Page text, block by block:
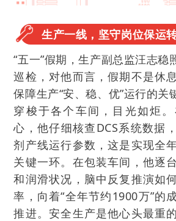
生产一线，坚守岗位保运
“五一”假期，生产副总监汪志稳
巡检，对他而言，假期不是休
保障生产“安、稳、优”运行的关
穿梭于各个车间，目光如炬
心，他仔细核查DCS系统数据
剂产线运行参数，这是实现全
关键一环。在包装车间，他逐
和润滑状况，脑中反复推演如
率，向着“全年节约1900万”的
推进。安全生产是他心头最重